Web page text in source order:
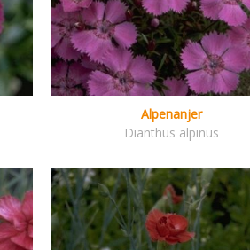
Alpenanjer
Dianthus alpinus